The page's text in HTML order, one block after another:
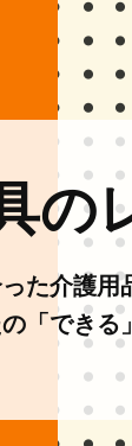
の
た介護
「できる